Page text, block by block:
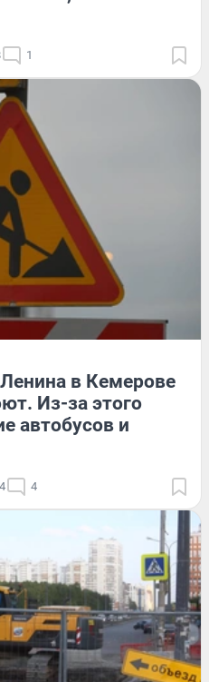
1
в Кемерове
Из-за этого
автобусов и
4